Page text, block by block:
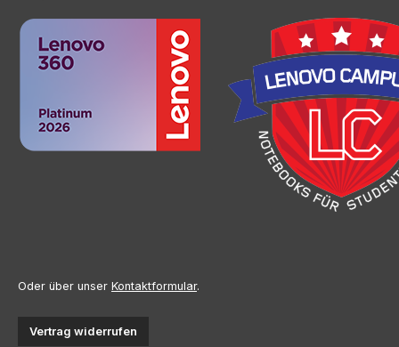
Oder über unser Kontaktformular.
Vertrag widerrufen